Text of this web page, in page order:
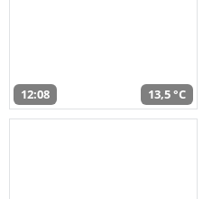
12:08 13,5 °C